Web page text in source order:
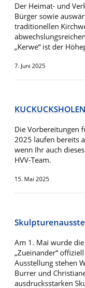
Der Heimat- und
Bürger sowie
traditionellen
„Kerwe“ ist der
7. Juni 2025
Die Vorbereitungen
2025 laufen bereits
wenn Ihr auch
HVV-Team.
15. Mai 2025
Am 1. Mai wurde
„Zueinander“
Ausstellung stehen
Burrer und
ausdrucksstarken